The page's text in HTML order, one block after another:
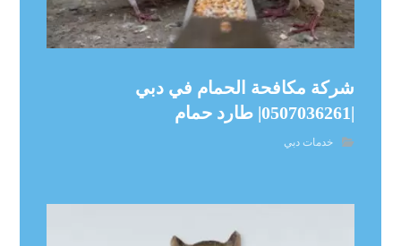
شركة مكافحة الحمام في دبي
|0507036261| طارد حمام
خدمات دبي